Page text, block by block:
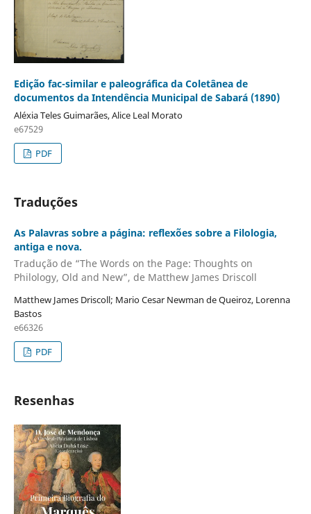
Edição fac-similar e paleográfica da Coletânea de
documentos da Intendência Municipal de Sabará (1890)
Aléxia Teles Guimarães, Alice Leal Morato
e67529
PDF
Traduções
As Palavras sobre a página: reflexões sobre a Filologia,
antiga e nova.
Tradução de “The Words on the Page: Thoughts on
Philology, Old and New”, de Matthew James Driscoll
Matthew James Driscoll; Mario Cesar Newman de Queiroz, Lorenna
Bastos
e66326
PDF
Resenhas